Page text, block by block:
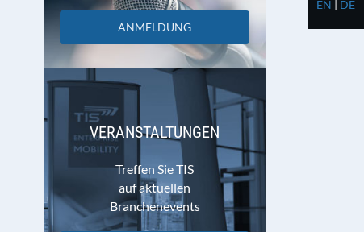
ANMELDUNG
VERANSTALTUNGEN
Treffen Sie TIS
auf aktuellen
Branchenevents
EN | DE